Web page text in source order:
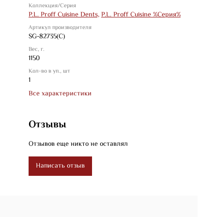
Коллекция/Серия
P.L. Proff Cuisine Dents,P.L. Proff Cuisine %Серия%
Артикул производителя
SG-82735(C)
Вес, г.
1150
Кол-во в уп., шт
1
Все характеристики
Отзывы
Отзывов еще никто не оставлял
Написать отзыв